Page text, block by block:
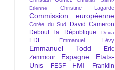
Etienne
Christine Lagarde
Commission européenne
Corée du Sud
David Cameron
Debout la République
Dexia
EDF Emmanuel Lévy
Emmanuel Todd
Eric
Zemmour
Espagne
Etats-
Unis
FESF FMI
Franklin